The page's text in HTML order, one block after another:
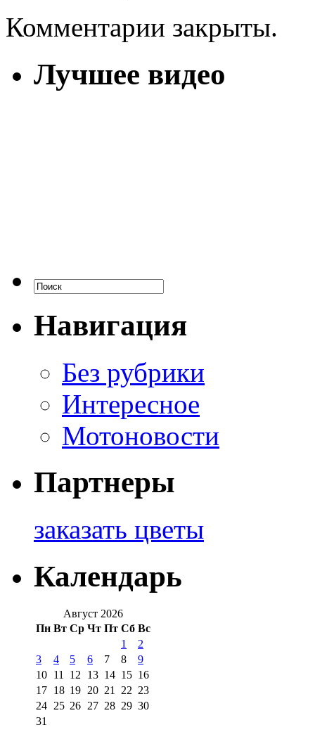
Комментарии закрыты.
Лучшее видео
Навигация
Без рубрики
Интересное
Мотоновости
Партнеры
заказать цветы
Календарь
Август 2026
Пн Вт Ср Чт Пт Сб Вс
1
2
3
4 5 6 7 8
9
10 11 12 13 14 15 16
17 18 19 20 21 22 23
24 25 26 27 28 29 30
31